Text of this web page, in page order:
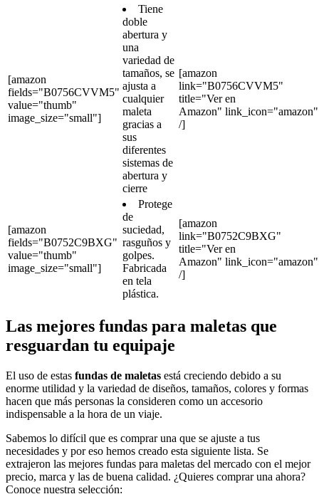
[amazon
fields="B0756CVVM5"
value="thumb"
image_size="small"]
Tiene
doble
abertura y
una
variedad de
tamaños, se
ajusta a
cualquier
maleta
gracias a
sus
diferentes
sistemas de
abertura y
cierre
[amazon
link="B0756CVVM5"
title="Ver en
Amazon" link_icon="amazon"
/]
[amazon
fields="B0752C9BXG"
value="thumb"
image_size="small"]
Protege
de
suciedad,
rasguños y
golpes.
Fabricada
en tela
plástica.
[amazon
link="B0752C9BXG"
title="Ver en
Amazon" link_icon="amazon"
/]
Las mejores fundas para maletas que
resguardan tu equipaje
El uso de estas fundas de maletas está creciendo debido a su
enorme utilidad y la variedad de diseños, tamaños, colores y formas
hacen que más personas la consideren como un accesorio
indispensable a la hora de un viaje.
Sabemos lo difícil que es comprar una que se ajuste a tus
necesidades y por eso hemos creado esta siguiente lista. Se
extrajeron las mejores fundas para maletas del mercado con el mejor
precio, marca y las de buena calidad. ¿Quieres comprar una ahora?
Conoce nuestra selección: